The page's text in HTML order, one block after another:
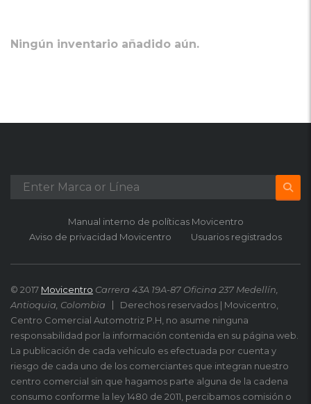
Ningún inventario añadido aún.
Manual interno de políticas Movicentro
Aviso de privacidad Movicentro
Usuarios registrados
© 2017 Movicentro Carrera 43A 19A-87 Oficina 237 Medellín,
Antioquia, Colombia
Derechos reservados | Movicentro,
Centro Comercial Automotriz P.H, no asume ninguna
responsabilidad por la información contenida en su página web.
La publicación de cada vehículo es efectuada por cuenta y
riesgo de cada uno de los comerciantes que integran nuestro
centro comercial sin que hagamos parte alguna de la cadena
consumo conforme la ley 1480 de 2011, percibamos comisión o